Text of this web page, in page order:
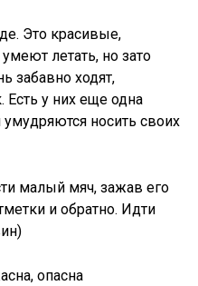
Это красивые,
летать, но зато
забавно ходят,
Есть у них еще одна
умудряются носить своих
малый мяч, зажав его
и обратно. Идти
опасна